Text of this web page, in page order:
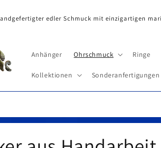
edler Schmuck mit einzigartigen
Anhänger Ohrschmuck Ringe
Kollektionen Sonderanfertigungen